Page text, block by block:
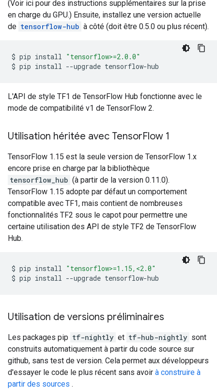
(Voir ici pour des instructions supplémentaires sur la prise
en charge du GPU.) Ensuite, installez une version actuelle
de tensorflow-hub à côté (doit être 0.5.0 ou plus récent).
$ pip install "tensorflow>=2.0.0"
$ pip install --upgrade
L'API de style TF1 de TensorFlow Hub fonctionne avec le
mode de compatibilité v1 de TensorFlow 2.
Utilisation héritée avec TensorFlow 1
TensorFlow 1.15 est la seule version de TensorFlow 1.x
encore prise en charge par la bibliothèque
tensorflow_hub (à partir de la version 0.11.0).
TensorFlow 1.15 adopte par défaut un comportement
compatible avec TF1, mais contient de nombreuses
fonctionnalités TF2 sous le capot pour permettre une
certaine utilisation des API de style TF2 de TensorFlow
Hub.
$ pip install "tensorflow>=1.15,<2.0"
$ pip install --upgrade
Utilisation de versions préliminaires
Les packages pip tf-nightly et tf-hub-nightly sont
construits automatiquement à partir du code source sur
github, sans test de version. Cela permet aux développeurs
d'essayer le code le plus récent sans avoir à construire à
partir des sources .